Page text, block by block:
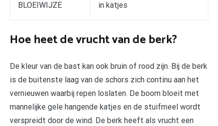
BLOEIWIJZE in katjes
Hoe heet de vrucht van de berk?
De kleur van de bast kan ook bruin of rood zijn. Bij de berk
is de buitenste laag van de schors zich continu aan het
vernieuwen waarbij repen loslaten. De boom bloeit met
mannelijke gele hangende katjes en de stuifmeel wordt
verspreidt door de wind. De berk heeft als vrucht een